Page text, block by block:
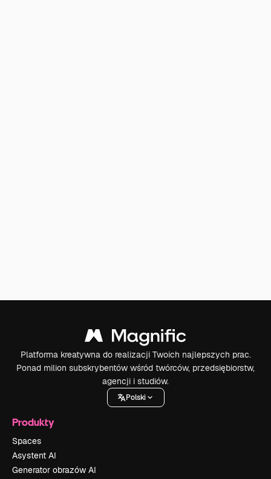
Platforma kreatywna do realizacji Twoich najlepszych prac.
Ponad milion subskrybentów wśród twórców, przedsiębiorstw,
agencji i studiów.
Polski
Produkty
Spaces
Asystent AI
Generator obrazów AI